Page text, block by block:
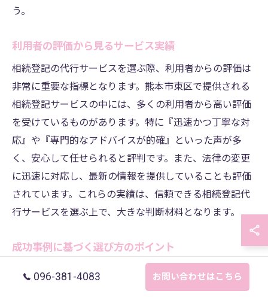
う。
利用者の評価から見るサービス実績
相続登記の代行サービスを選ぶ際、利用者からの評価は
非常に重要な指標となります。熊本市東区で提供される
相続登記サービスの中には、多くの利用者から高い評価
を受けているものがあります。特に『迅速かつ丁寧な対
応』や『専門的なアドバイスが的確』といった声が多
く、安心して任せられると評判です。また、法律の変更
に迅速に対応し、最新の情報を提供していることも評価
されています。これらの実績は、信頼できる相続登記代
行サービスを選ぶ上で、大きな判断材料となります。
成功事例に基づく選び方のポイント
相続登記を代行サービスに依頼する際、成功事例に基づ
いて選ぶことは非常に有効です。熊本市東区の森雅哉司
096-381-4083 お問い合わせはこちら